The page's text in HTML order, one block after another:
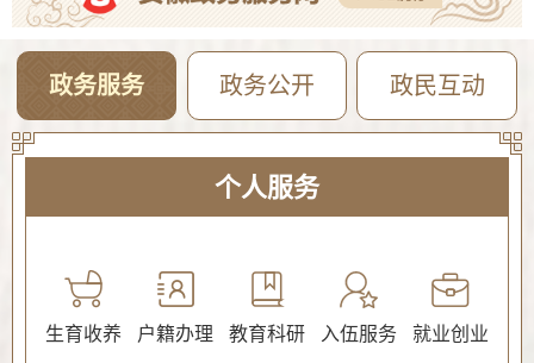
政务服务 政务公开 政民互动
个人服务
生育收养 户籍办理 教育科研 入伍服务 就业创业